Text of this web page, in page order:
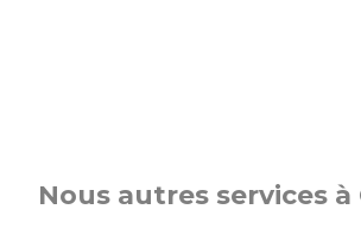
Nous autres services à